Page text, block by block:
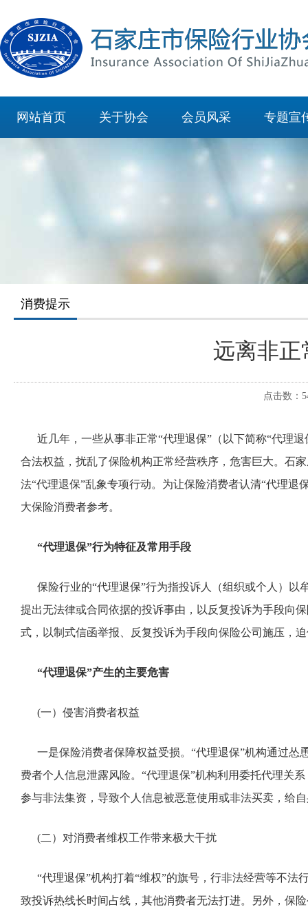
网站首页 关于协会 会员风采 专题宣
消费提示
远离非正
点击数：
近几年，一些从事非正常“代理退保”（以下简称“代理
合法权益，扰乱了保险机构正常经营秩序，危害巨大。石
法“代理退保”乱象专项行动。为让保险消费者认清“代理退
大保险消费者参考。
“代理退保”行为特征及常用手段
保险行业的“代理退保”行为指投诉人（组织或个人）以
提出无法律或合同依据的投诉事由，以反复投诉为手段向
式，以制式信函举报、反复投诉为手段向保险公司施压，
“代理退保”产生的主要危害
(一）侵害消费者权益
一是保险消费者保障权益受损。“代理退保”机构通过怂
费者个人信息泄露风险。“代理退保”机构利用委托代理关
参与非法集资，导致个人信息被恶意使用或非法买卖，给
(二）对消费者维权工作带来极大干扰
“代理退保”机构打着“维权”的旗号，行非法经营等不法
致投诉热线长时间占线，其他消费者无法打进。另外，保